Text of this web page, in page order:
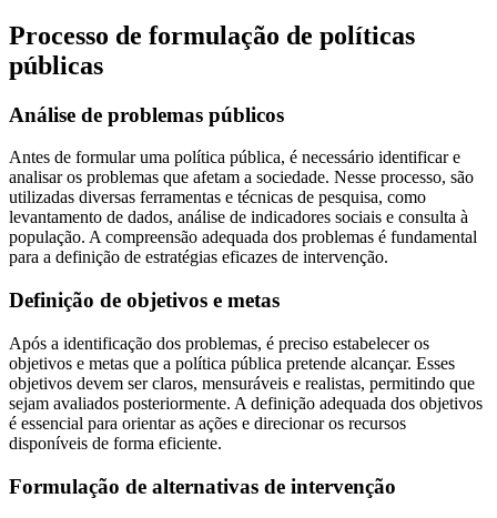
Processo de formulação de políticas
públicas
Análise de problemas públicos
Antes de formular uma política pública, é necessário identificar e
analisar os problemas que afetam a sociedade. Nesse processo, são
utilizadas diversas ferramentas e técnicas de pesquisa, como
levantamento de dados, análise de indicadores sociais e consulta à
população. A compreensão adequada dos problemas é fundamental
para a definição de estratégias eficazes de intervenção.
Definição de objetivos e metas
Após a identificação dos problemas, é preciso estabelecer os
objetivos e metas que a política pública pretende alcançar. Esses
objetivos devem ser claros, mensuráveis e realistas, permitindo que
sejam avaliados posteriormente. A definição adequada dos objetivos
é essencial para orientar as ações e direcionar os recursos
disponíveis de forma eficiente.
Formulação de alternativas de intervenção